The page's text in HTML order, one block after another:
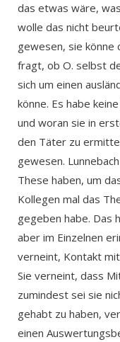
das etwas wäre,
wolle das nicht
gewesen, sie könne
fragt, ob O. selbst
sich um einen
könne. Es habe
und woran sie in
den Täter zu
gewesen.
These haben, um
Kollegen mal das
gegeben habe. Das
aber im Einzelnen
verneint, Kontakt
Sie verneint, dass
zumindest sei sie
gehabt zu haben,
einen